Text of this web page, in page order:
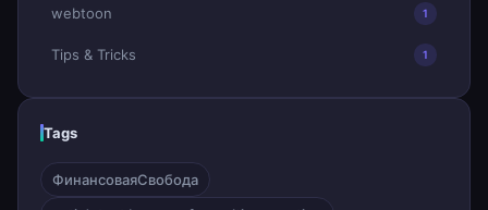
webtoon 1
Tips & Tricks 1
Tags
ФинансоваяСвобода